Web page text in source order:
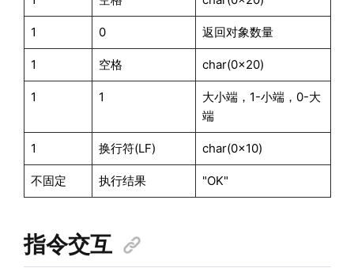
1 0 返回对象数量
1 空格 char(0x20)
1 1
大小端，1-小端，0-大
端
1 换行符(LF) char(0x10)
不固定 执行结果 "OK"
指令交互